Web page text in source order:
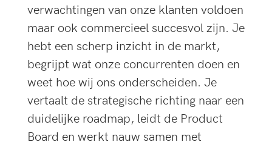
verwachtingen van onze klanten voldoen
maar ook commercieel succesvol zijn. Je
hebt een scherp inzicht in de markt,
begrijpt wat onze concurrenten doen en
weet hoe wij ons onderscheiden. Je
vertaalt de strategische richting naar een
duidelijke roadmap, leidt de Product
Board en werkt nauw samen met